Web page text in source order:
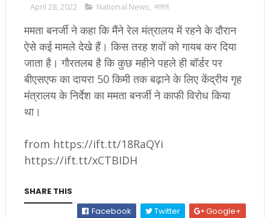
April 28, 2022 National News, भारत
ममता बनर्जी ने कहा कि मैंने रेल मंत्रालय में रहने के दौरान
ऐसे कई मामले देखे हैं। किस तरह शवों को गायब कर दिया
जाता है। गौरतलब है कि कुछ महीने पहले ही बॉर्डर पर
बीएसएफ का दायरा 50 किमी तक बढ़ाने के लिए केंद्रीय गृह
मंत्रालय के निर्देश का ममता बनर्जी ने काफी विरोध किया
था।
from https://ift.tt/18RaQYi
https://ift.tt/xCTBIDH
SHARE THIS
Facebook
Twitter
Google+